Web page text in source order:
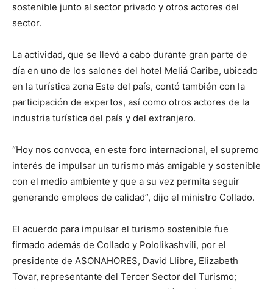
sostenible junto al sector privado y otros actores del
sector.
La actividad, que se llevó a cabo durante gran parte de
día en uno de los salones del hotel Meliá Caribe, ubicado
en la turística zona Este del país, contó también con la
participación de expertos, así como otros actores de la
industria turística del país y del extranjero.
“Hoy nos convoca, en este foro internacional, el supremo
interés de impulsar un turismo más amigable y sostenible
con el medio ambiente y que a su vez permita seguir
generando empleos de calidad”, dijo el ministro Collado.
El acuerdo para impulsar el turismo sostenible fue
firmado además de Collado y Pololikashvili, por el
presidente de ASONAHORES, David LIibre, Elizabeth
Tovar, representante del Tercer Sector del Turismo;